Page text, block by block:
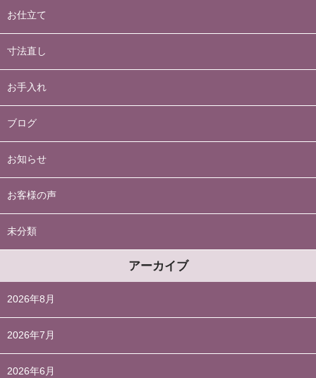
お仕立て
寸法直し
お手入れ
ブログ
お知らせ
お客様の声
未分類
アーカイブ
2026年8月
2026年7月
2026年6月